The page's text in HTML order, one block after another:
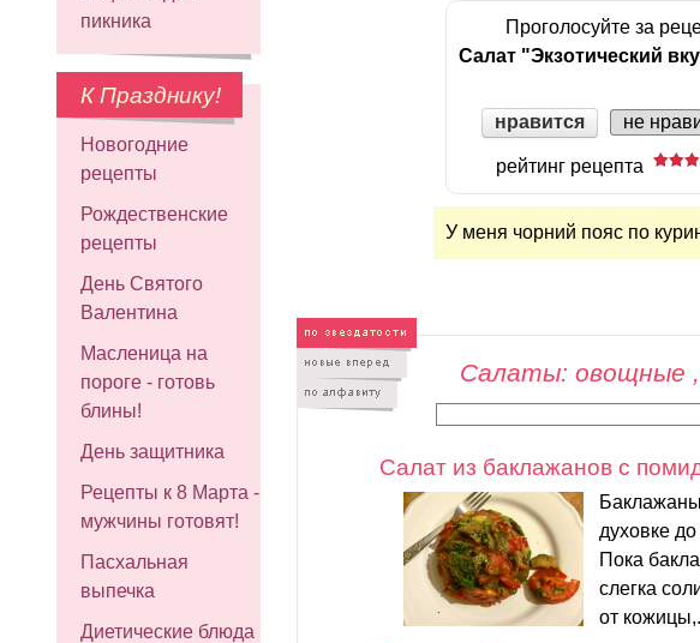
пикника
К Празднику!
Новогодние
рецепты
Рождественские
рецепты
День Святого
Валентина
Масленица на
пороге - готовь
блины!
День защитника
Рецепты к 8 Марта -
мужчины готовят!
Пасхальная
выпечка
Диетические блюда
Проголосуйте за
Салат "Экзотический
нравится не
рейтинг рецепта
У меня чорний пояс по
Салаты: овощные
Салат из баклажанов с
духовке
Пока
слегка
от